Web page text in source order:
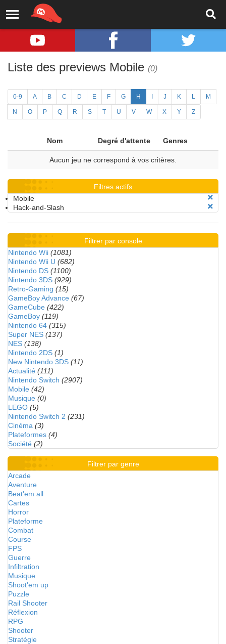
Liste des previews Mobile (0)
0-9 A B C D E F G H J K L M
N O P Q R S T U V W X Y Z
Nom Degré d'attente Genres
Aucun jeu ne correspond à vos critères.
Filtres actifs
Mobile
Hack-and-Slash
Filtrer par console
Nintendo Wii (1081)
Nintendo Wii U (682)
Nintendo DS (1100)
Nintendo 3DS (929)
Retro-Gaming (15)
GameBoy Advance (67)
GameCube (422)
GameBoy (119)
Nintendo 64 (315)
Super NES (137)
NES (138)
Nintendo 2DS (1)
New Nintendo 3DS (11)
Actualité (111)
Nintendo Switch (2907)
Mobile (42)
Musique (0)
LEGO (5)
Nintendo Switch 2 (231)
Cinéma (3)
Plateformes (4)
Société (2)
Filtrer par genre
Arcade
Aventure
Beat'em all
Cartes
Horror
Plateforme
Combat
Course
FPS
Guerre
Infiltration
Musique
Shoot'em up
Puzzle
Rail Shooter
Réflexion
RPG
Shooter
Stratégie